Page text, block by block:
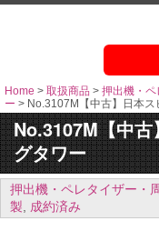
Home > 取扱商品 > 押出機・
ー > No.3107M【中古】日本
No.3107M【中
グタワー
押出機・ペレタイザー・
製, 成約済み